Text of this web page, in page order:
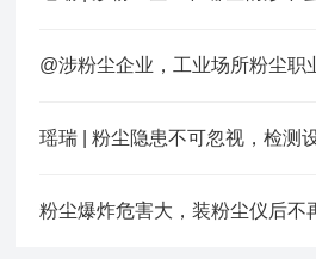
瑶瑞 | 粉尘隐患不可忽视，检测
粉尘爆炸危害大，装粉尘仪后不